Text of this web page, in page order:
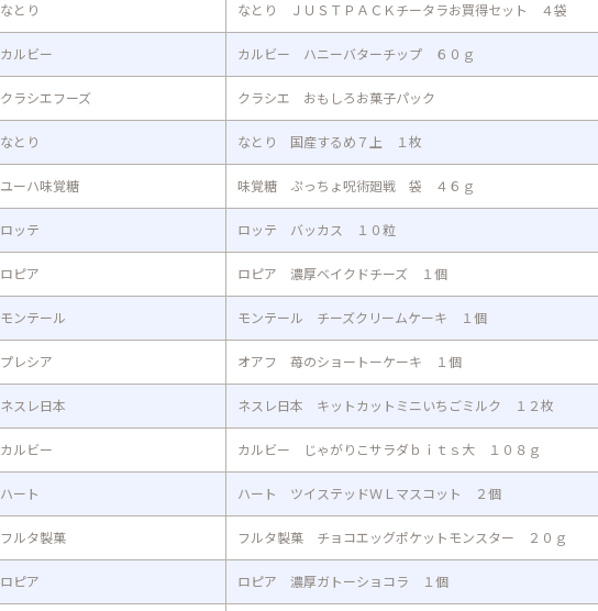
なとり なとり ＪＵＳＴＰＡＣＫチータラお買得セット ４袋
カルビー カルビー ハニーバターチップ ６０ｇ
クラシエフーズ クラシエ おもしろお菓子パック
なとり なとり 国産するめ７上 １枚
ユーハ味覚糖 味覚糖 ぷっちょ呪術廻戦 袋 ４６ｇ
ロッテ ロッテ バッカス １０粒
ロピア ロピア 濃厚ベイクドチーズ １個
モンテール モンテール チーズクリームケーキ １個
プレシア オアフ 苺のショートーケーキ １個
ネスレ日本 ネスレ日本 キットカットミニいちごミルク １２枚
カルビー カルビー じゃがりこサラダｂｉｔｓ大 １０８ｇ
ハート ハート ツイステッドＷＬマスコット ２個
フルタ製菓 フルタ製菓 チョコエッグポケットモンスター ２０ｇ
ロピア ロピア 濃厚ガトーショコラ １個